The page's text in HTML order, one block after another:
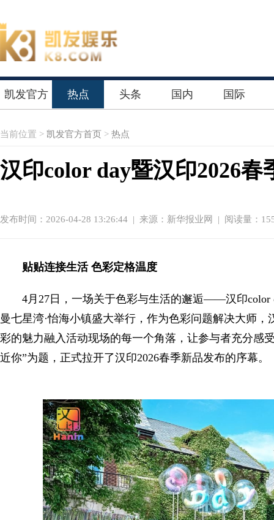
凯发官方 热点 头条 国内 国际
当前位置 > 凯发官方首页 > 热点
汉印color day暨汉印2026
发布时间：2026-04-28 13:26:44 | 来源：新华报业网 | 阅读量：
贴贴连接生活 色彩定格温度
4月27日，一场关于色彩与生活的邂逅——汉印color
曼七星湾·怡海小镇盛大举行，作为色彩问题解决大师
彩的魅力融入活动现场的每一个角落，让参与者充分感
近你”为题，正式拉开了汉印2026春季新品发布的序幕。